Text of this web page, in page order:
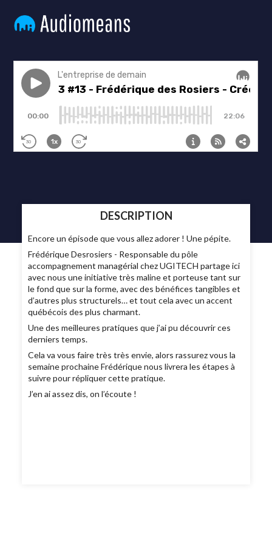
DESCRIPTION
Encore un épisode que vous allez adorer ! Une pépite.
Frédérique Desrosiers - Responsable du pôle
accompagnement managérial chez UGITECH partage ici
avec nous une initiative très maline et porteuse tant sur
le fond que sur la forme, avec des bénéfices tangibles et
d’autres plus structurels… et tout cela avec un accent
québécois des plus charmant.
Une des meilleures pratiques que j’ai pu découvrir ces
derniers temps.
Cela va vous faire très très envie, alors rassurez vous la
semaine prochaine Frédérique nous livrera les étapes à
suivre pour répliquer cette pratique.
J’en ai assez dis, on l’écoute !